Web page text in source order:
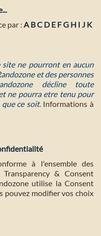
par : A BC D E FG H I J K
ne pourront en aucun
et des personnes
décline toute
ne pourra etre tenu pour
ce soit. Informations à
à l'ensemble des
& Consent
utilise la Consent
pouvez modifier vos choix